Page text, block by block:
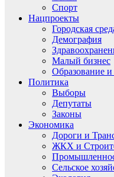
Спорт
Нацпроекты
Городская
Демография
Малый бизнес
Образование и
Политика
Выборы
Депутаты
Законы
Экономика
Дороги и
ЖКХ и
Сельское